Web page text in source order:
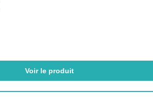
Voir le produit